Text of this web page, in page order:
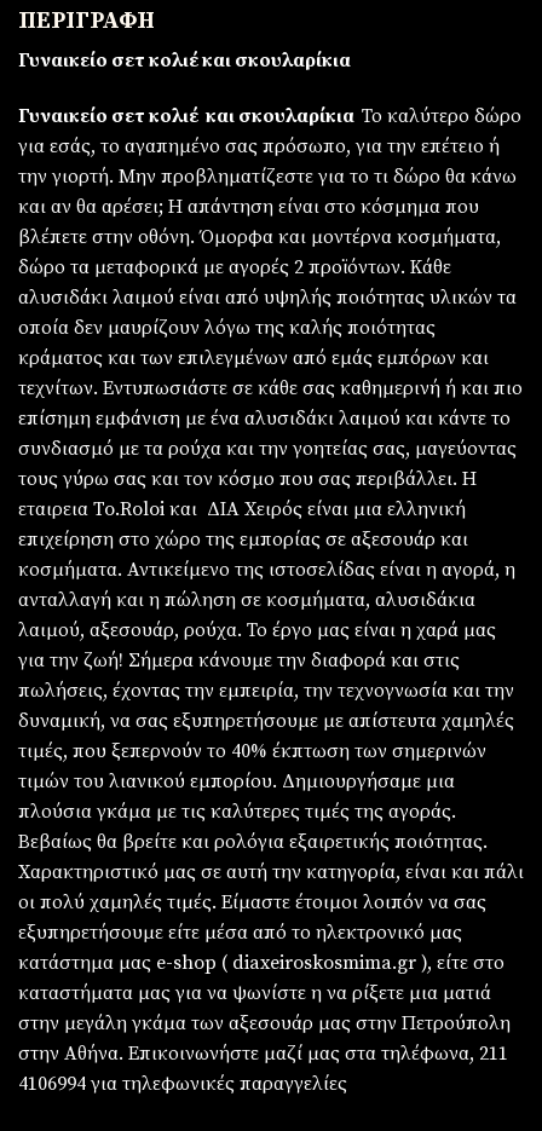
ΠΕΡΙΓΡΑΦΗ
Γυναικείο σετ κολιέ και σκουλαρίκια
Γυναικείο σετ κολιέ και σκουλαρίκια Το καλύτερο δώρο
για εσάς, το αγαπημένο σας πρόσωπο, για την επέτειο ή
την γιορτή. Μην προβληματίζεστε για το τι δώρο θα κάνω
και αν θα αρέσει; Η απάντηση είναι στο κόσμημα που
βλέπετε στην οθόνη. Όμορφα και μοντέρνα κοσμήματα,
δώρο τα μεταφορικά με αγορές 2 προϊόντων. Κάθε
αλυσιδάκι λαιμού είναι από υψηλής ποιότητας υλικών τα
οποία δεν μαυρίζουν λόγω της καλής ποιότητας
κράματος και των επιλεγμένων από εμάς εμπόρων και
τεχνίτων. Εντυπωσιάστε σε κάθε σας καθημερινή ή και πιο
επίσημη εμφάνιση με ένα αλυσιδάκι λαιμού και κάντε το
συνδιασμό με τα ρούχα και την γοητείας σας, μαγεύοντας
τους γύρω σας και τον κόσμο που σας περιβάλλει. Η
εταιρεια To.Roloi και ΔΙΑ Χειρός είναι μια ελληνική
επιχείρηση στο χώρο της εμπορίας σε αξεσουάρ και
κοσμήματα. Αντικείμενο της ιστοσελίδας είναι η αγορά, η
ανταλλαγή και η πώληση σε κοσμήματα, αλυσιδάκια
λαιμού, αξεσουάρ, ρούχα. Το έργο μας είναι η χαρά μας
για την ζωή! Σήμερα κάνουμε την διαφορά και στις
πωλήσεις, έχοντας την εμπειρία, την τεχνογνωσία και την
δυναμική, να σας εξυπηρετήσουμε με απίστευτα χαμηλές
τιμές, που ξεπερνούν το 40% έκπτωση των σημερινών
τιμών του λιανικού εμπορίου. Δημιουργήσαμε μια
πλούσια γκάμα με τις καλύτερες τιμές της αγοράς.
Βεβαίως θα βρείτε και ρολόγια εξαιρετικής ποιότητας.
Χαρακτηριστικό μας σε αυτή την κατηγορία, είναι και πάλι
οι πολύ χαμηλές τιμές. Είμαστε έτοιμοι λοιπόν να σας
εξυπηρετήσουμε είτε μέσα από το ηλεκτρονικό μας
κατάστημα μας e-shop ( diaxeiroskosmima.gr ), είτε στο
καταστήματα μας για να ψωνίστε η να ρίξετε μια ματιά
στην μεγάλη γκάμα των αξεσουάρ μας στην Πετρούπολη
στην Αθήνα. Επικοινωνήστε μαζί μας στα τηλέφωνα, 211
4106994 για τηλεφωνικές παραγγελίες